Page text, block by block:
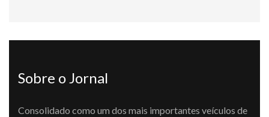
Sobre o Jornal
Consolidado como um dos mais importantes veículos de